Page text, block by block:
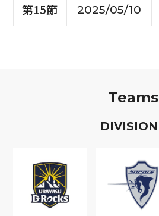
第15節
2025/05/10
Teams
DIVISION